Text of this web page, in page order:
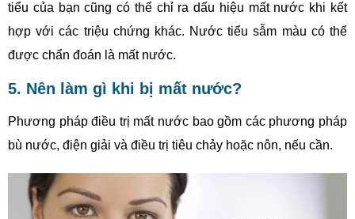
tiểu của bạn cũng có thể chỉ ra dấu hiệu mất nước khi kết
hợp với các triệu chứng khác. Nước tiểu sẫm màu có thể
được chẩn đoán là mất nước.
5. Nên làm gì khi bị mất nước?
Phương pháp điều trị mất nước bao gồm các phương pháp
bù nước, điện giải và điều trị tiêu chảy hoặc nôn, nếu cần.